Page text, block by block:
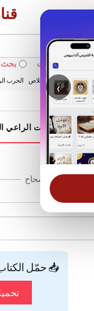
‹
في الويبسايت بحث
خبزنا اليومي الخلاص الحرب
خدمات الراعي
الإصحاح
📥 حمّل